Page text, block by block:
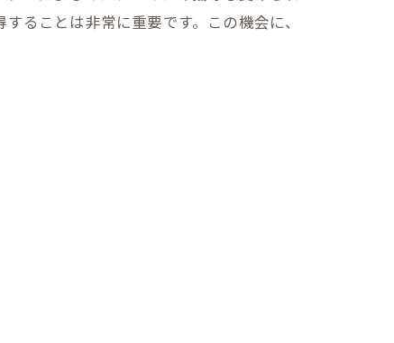
ることは非常に重要です。この機会に、